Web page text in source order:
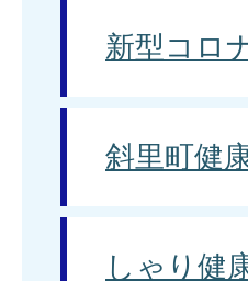
新型コロ
斜里町健
しゃり健